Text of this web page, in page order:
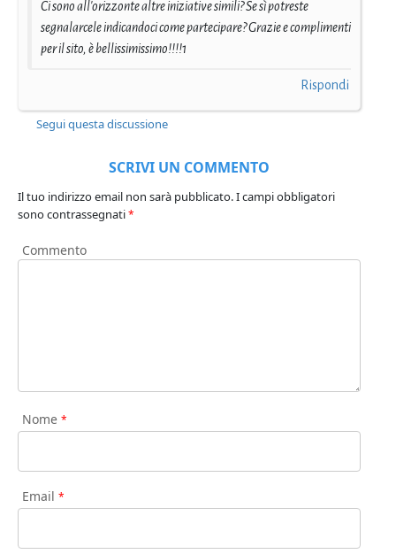
Ci sono all'orizzonte altre iniziative simili? Se sì potreste
segnalarcele indicandoci come partecipare? Grazie e complimenti
per il sito, è bellissimissimo!!!!1
Rispondi
Segui questa discussione
SCRIVI UN COMMENTO
Il tuo indirizzo email non sarà pubblicato.I campi obbligatori
sono contrassegnati*
Commento
Nome *
Email *